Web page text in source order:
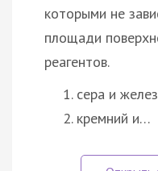
которыми не
площади
реагентов.
сера и
кремний и…